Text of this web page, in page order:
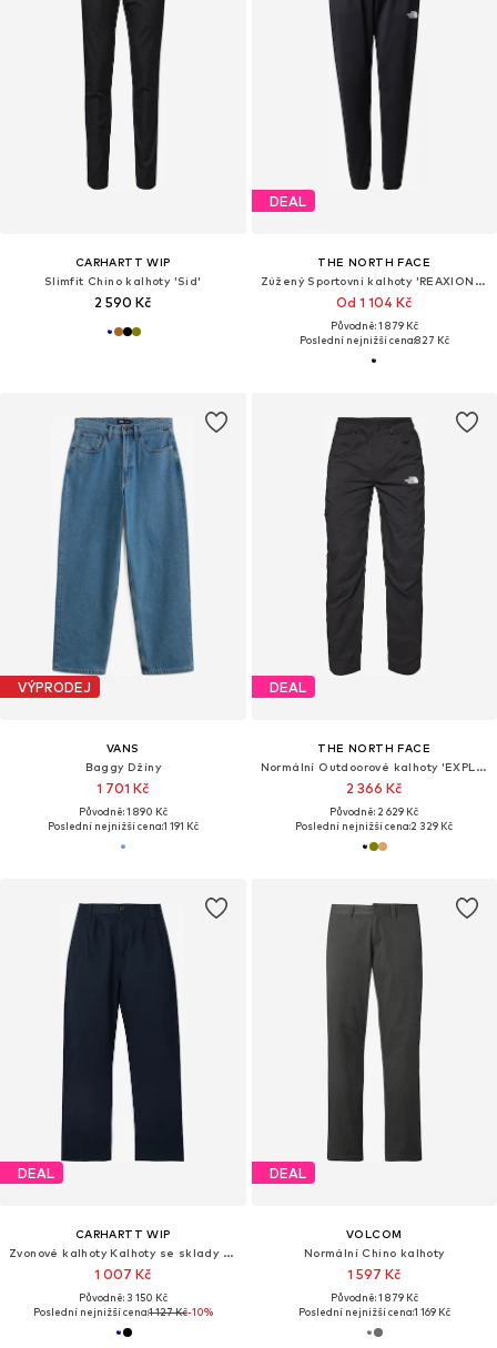
CARHARTT WIP
Slimfit Chino kalhoty 'Sid'
2 590 Kč
DEAL
THE NORTH FACE
Zúžený Sportovní kalhoty 'REAXION 2.0'
Od 1 104 Kč
Původně: 1 879 Kč
Poslední nejnižší cena:827 Kč
VÝPRODEJ
VANS
Baggy Džíny
1 701 Kč
Původně: 1 890 Kč
Poslední nejnižší cena:1 191 Kč
DEAL
THE NORTH FACE
Normální Outdoorové kalhoty 'EXPLORATION'
2 366 Kč
Původně: 2 629 Kč
Poslední nejnižší cena:2 329 Kč
DEAL
CARHARTT WIP
Zvonové kalhoty Kalhoty se sklady v pase 'Merrick'
1 007 Kč
Původně: 3 150 Kč
Poslední nejnižší cena:1 127 Kč-10%
DEAL
VOLCOM
Normální Chino kalhoty
1 597 Kč
Původně: 1 879 Kč
Poslední nejnižší cena:1 169 Kč